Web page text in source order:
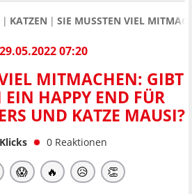
KATZEN SIE MUSSTEN VIEL
29.05.2022 07:20
MITMACHEN: GIBT
EIN HAPPY END FÜR
UND KATZE MAUSI?
Klicks 0 Reaktionen
😱 🔥 😥 👏